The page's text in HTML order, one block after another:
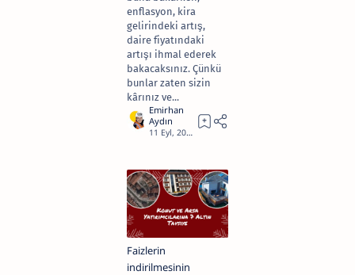
enflasyon, kira
gelirindeki artış,
daire fiyatındaki
artışı ihmal ederek
bakacaksınız. Çünkü
bunlar zaten sizin
kârınız ve...
Faizlerin
indirilmesinin